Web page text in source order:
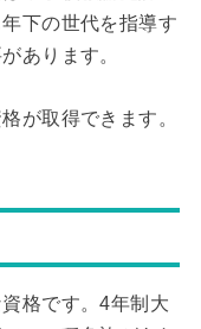
下の世代を指導す
あります。
が取得できます。
格です。4年制大